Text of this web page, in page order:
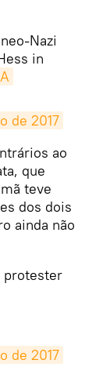
Nazi
in
de 2017
ao
que
teve
dos dois
ainda não
protester
de 2017